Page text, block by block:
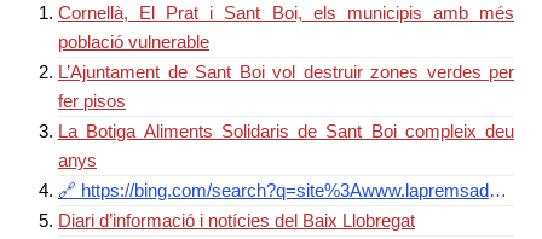
Cornellà, El Prat i Sant Boi, els municipis amb més
població vulnerable
L’Ajuntament de Sant Boi vol destruir zones verdes per
fer pisos
La Botiga Aliments Solidaris de Sant Boi compleix deu
anys
🔗 https://bing.com/search?q=site%3Awww.lapremsadelbaix.es
Diari d’informació i notícies del Baix Llobregat